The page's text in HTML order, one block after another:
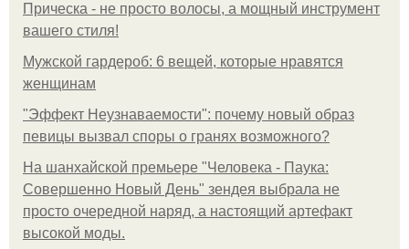
Прическа - не просто волосы, а мощный инструмент
вашего стиля!
Мужской гардероб: 6 вещей, которые нравятся
женщинам
"Эффект Неузнаваемости": почему новый образ
певицы вызвал споры о гранях возможного?
На шанхайской премьере "Человека - Паука:
Совершенно Новый День" зендея выбрала не
просто очередной наряд, а настоящий артефакт
высокой моды.